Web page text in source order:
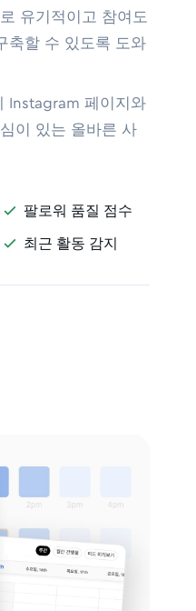
유기적이고 참여도
축할 수 있도록 도와
Instagram 페이지와
이 있는 올바른 사
 팔로워 품질 점수
 최근 활동 감지